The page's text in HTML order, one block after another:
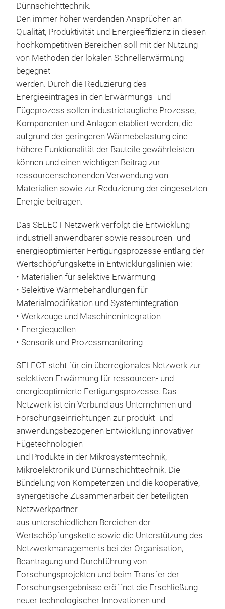
Dünnschichttechnik.
Den immer höher werdenden Ansprüchen an
Qualität, Produktivität und Energieeffizienz in diesen
hochkompetitiven Bereichen soll mit der Nutzung
von Methoden der lokalen Schnellerwärmung
begegnet
werden. Durch die Reduzierung des
Energieeintrages in den Erwärmungs- und
Fügeprozess sollen industrietaugliche Prozesse,
Komponenten und Anlagen etabliert werden, die
aufgrund der geringeren Wärmebelastung eine
höhere Funktionalität der Bauteile gewährleisten
können und einen wichtigen Beitrag zur
ressourcenschonenden Verwendung von
Materialien sowie zur Reduzierung der eingesetzten
Energie beitragen.
Das SELECT-Netzwerk verfolgt die Entwicklung
industriell anwendbarer sowie ressourcen- und
energieoptimierter Fertigungsprozesse entlang der
Wertschöpfungskette in Entwicklungslinien wie:
• Materialien für selektive Erwärmung
• Selektive Wärmebehandlungen für
Materialmodifikation und Systemintegration
• Werkzeuge und Maschinenintegration
• Energiequellen
• Sensorik und Prozessmonitoring
SELECT steht für ein überregionales Netzwerk zur
selektiven Erwärmung für ressourcen- und
energieoptimierte Fertigungsprozesse. Das
Netzwerk ist ein Verbund aus Unternehmen und
Forschungseinrichtungen zur produkt- und
anwendungsbezogenen Entwicklung innovativer
Fügetechnologien
und Produkte in der Mikrosystemtechnik,
Mikroelektronik und Dünnschichttechnik. Die
Bündelung von Kompetenzen und die kooperative,
synergetische Zusammenarbeit der beteiligten
Netzwerkpartner
aus unterschiedlichen Bereichen der
Wertschöpfungskette sowie die Unterstützung des
Netzwerkmanagements bei der Organisation,
Beantragung und Durchführung von
Forschungsprojekten und beim Transfer der
Forschungsergebnisse eröffnet die Erschließung
neuer technologischer Innovationen und